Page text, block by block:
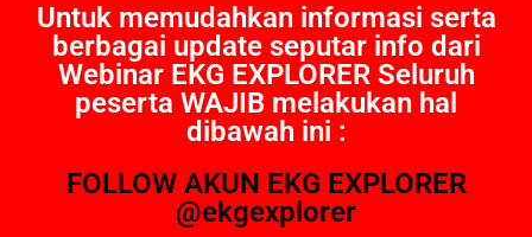
Untuk memudahkan informasi serta
berbagai update seputar info dari
Webinar EKG EXPLORER Seluruh
peserta WAJIB melakukan hal
dibawah ini :
FOLLOW AKUN EKG EXPLORER
@ekgexplorer